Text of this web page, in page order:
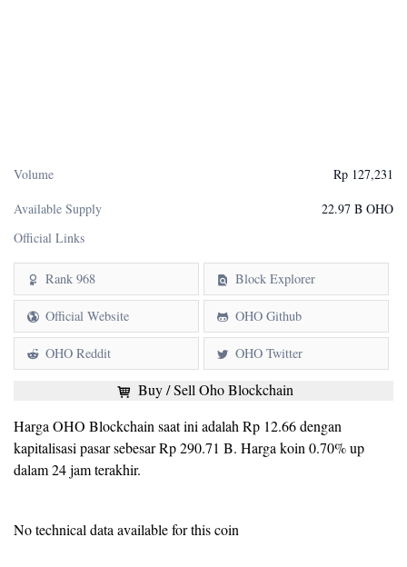
Volume
Rp 127,231
Available Supply
22.97 B OHO
Official Links
Rank 968 Block Explorer
Official Website OHO Github
OHO Reddit OHO Twitter
Buy / Sell Oho Blockchain
Harga OHO Blockchain saat ini adalah Rp 12.66 dengan
kapitalisasi pasar sebesar Rp 290.71 B. Harga koin 0.70% up
dalam 24 jam terakhir.
No technical data available for this coin